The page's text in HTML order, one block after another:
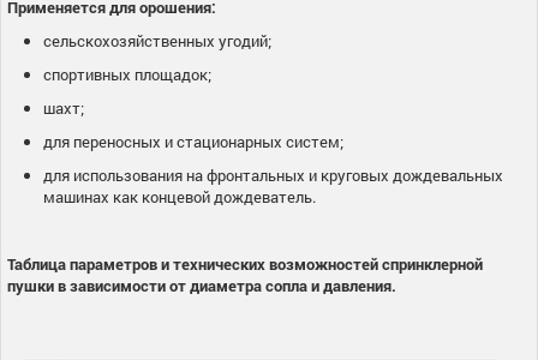
Применяется для орошения:
сельскохозяйственных угодий;
спортивных площадок;
шахт;
для переносных и стационарных систем;
для использования на фронтальных и круговых дождевальных
машинах как концевой дождеватель.
Таблица параметров и технических возможностей спринклерной
пушки в зависимости от диаметра сопла и давления.